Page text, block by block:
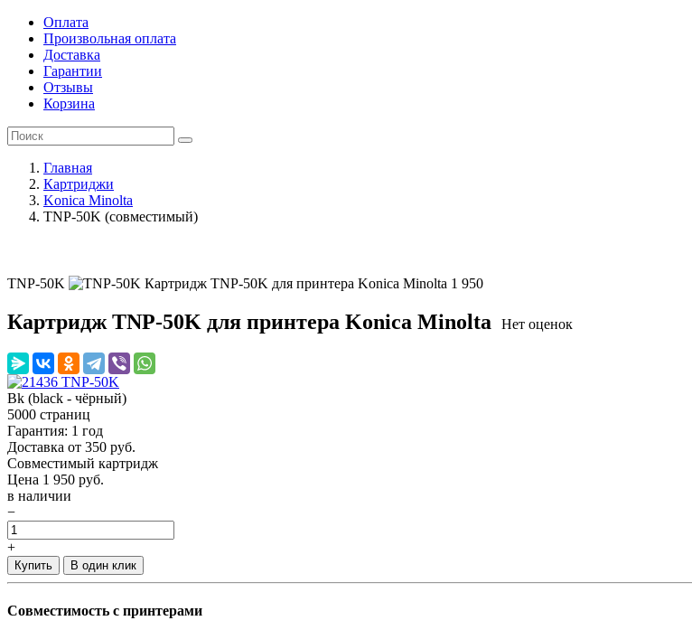
Оплата
Произвольная оплата
Доставка
Гарантии
Отзывы
Корзина
Главная
Картриджи
Konica Minolta
TNP-50K (совместимый)
TNP-50K Картридж TNP-50K для принтера Konica Minolta 1 950
Картридж TNP-50K для принтера Konica Minolta Нет оценок
Bk (black - чёрный)
5000 страниц
Гарантия: 1 год
Доставка от 350 руб.
Совместимый картридж
Цена 1 950 руб.
в наличии
−
+
Купить В один клик
Совместимость с принтерами